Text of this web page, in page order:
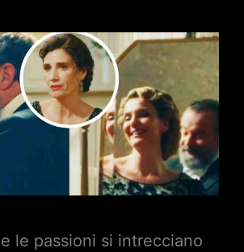
le passioni si intrecciano